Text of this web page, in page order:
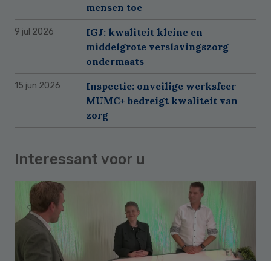
mensen toe
9 jul 2026
IGJ: kwaliteit kleine en
middelgrote verslavingszorg
ondermaats
15 jun 2026
Inspectie: onveilige werksfeer
MUMC+ bedreigt kwaliteit van
zorg
Interessant voor u